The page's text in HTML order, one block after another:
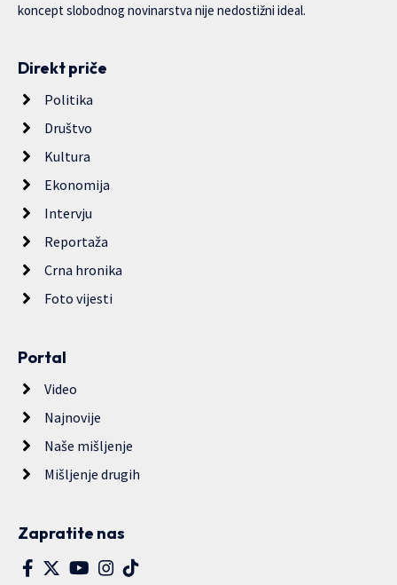
koncept slobodnog novinarstva nije nedostižni ideal.
Direkt priče
Politika
Društvo
Kultura
Ekonomija
Intervju
Reportaža
Crna hronika
Foto vijesti
Portal
Video
Najnovije
Naše mišljenje
Mišljenje drugih
Zapratite nas